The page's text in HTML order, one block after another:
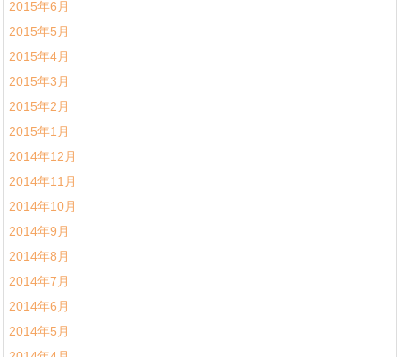
2015年6月
2015年5月
2015年4月
2015年3月
2015年2月
2015年1月
2014年12月
2014年11月
2014年10月
2014年9月
2014年8月
2014年7月
2014年6月
2014年5月